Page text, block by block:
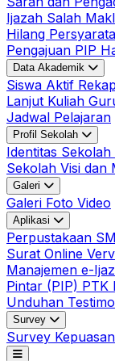
Ijazah Salah
Hilang
Pengajuan PIP
Data Akademik
Siswa Aktif
Lanjut Kuliah
Jadwal Pelajaran
Profil Sekolah
Identitas Sekolah
Sekolah Visi dan
Galeri
Galeri Foto Video
Aplikasi
Perpustakaan
Surat Online
Manajemen e-
Pintar (PIP) PTK
Unduhan
Survey
Survey